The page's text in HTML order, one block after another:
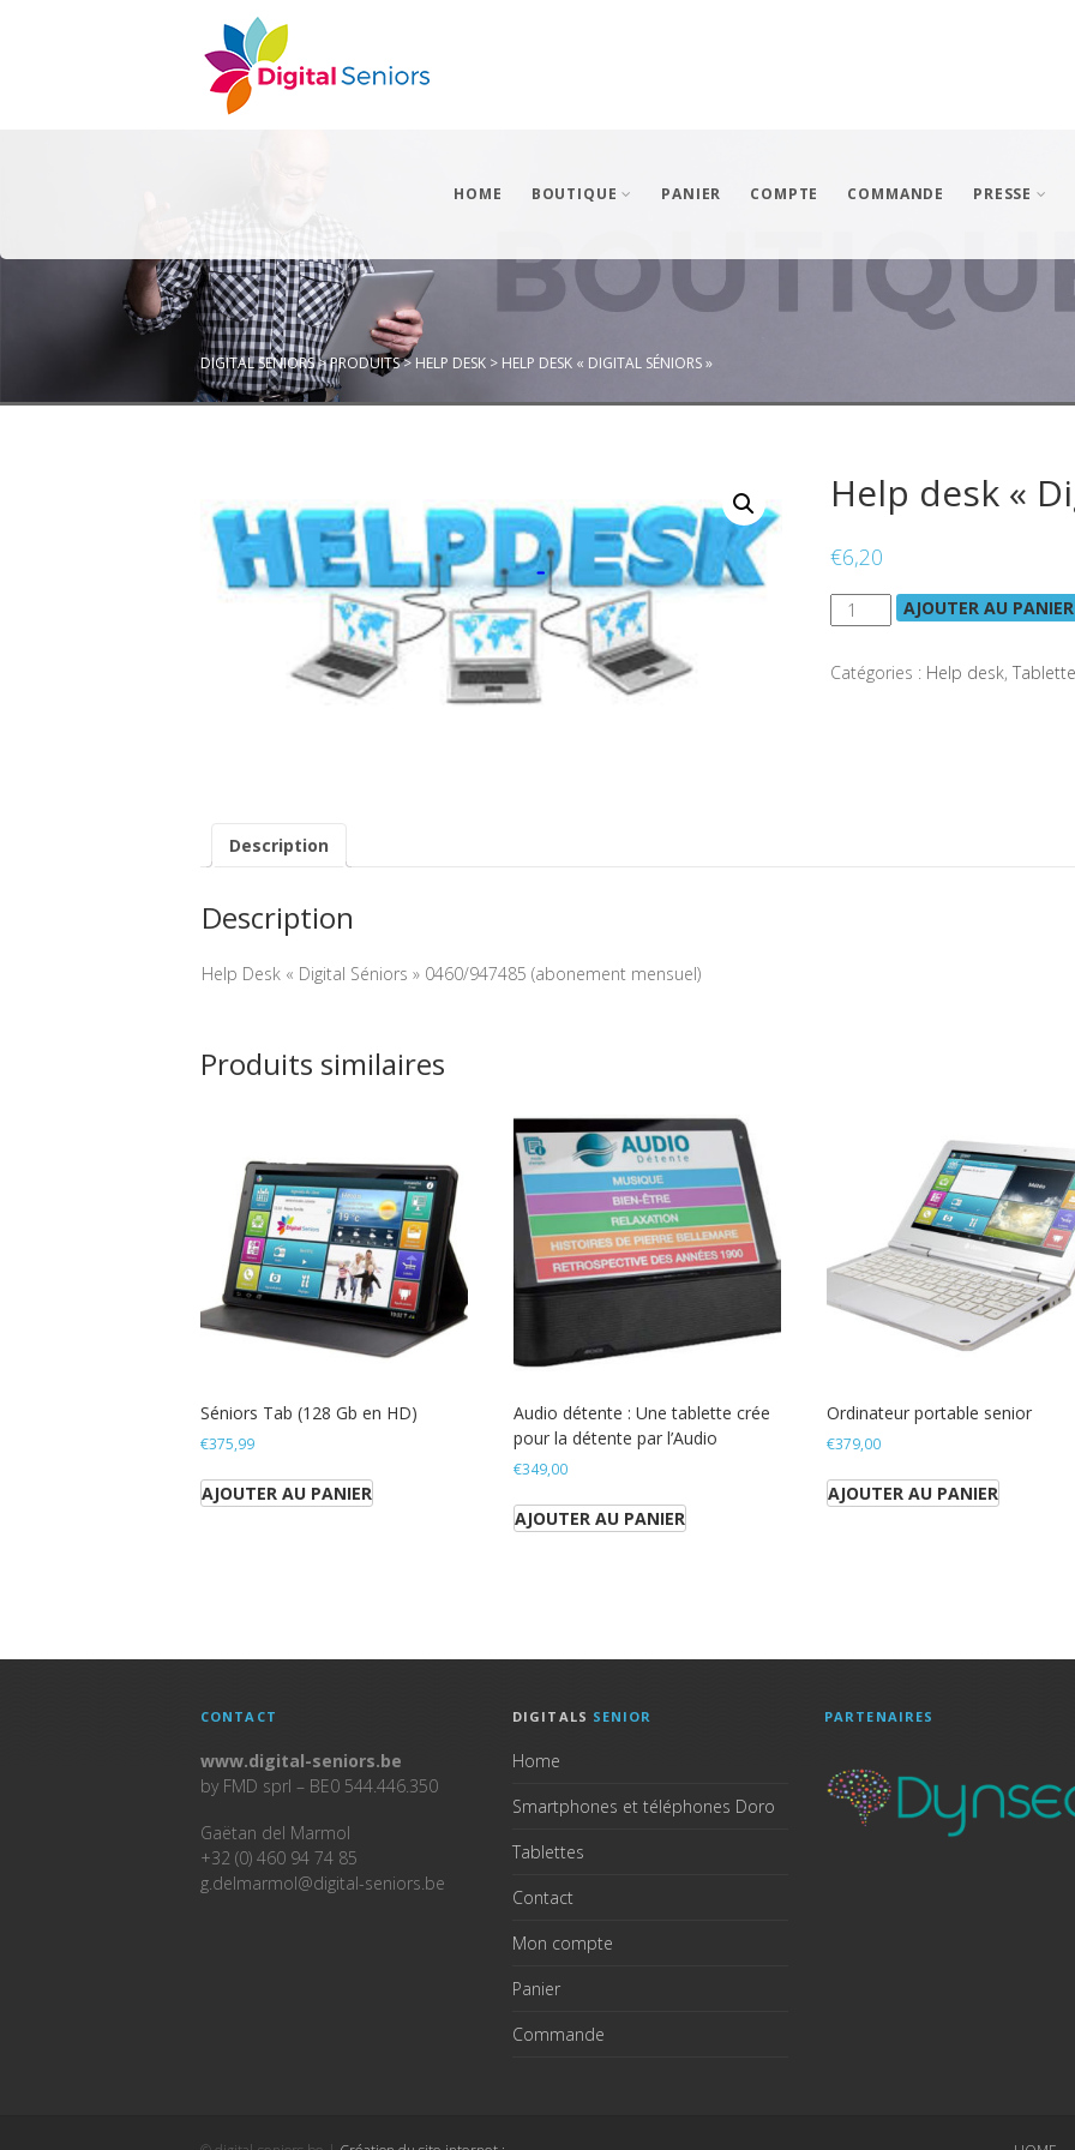
HOME BOUTIQUE PANIER COMPTE COMMANDE PRESSE
DIGITAL SENIORS>PRODUITS> HELP DESK > HELP DESK « DIGITAL SÉNIORS »
Help desk «
€6,20
AJOUTER AU PANIER
Catégories : Help desk,
Description
Description
Help Desk « Digital Séniors » 0460/947485 (abonement mensuel)
Produits similaires
Séniors Tab (128 Gb en HD)
€375,99
AJOUTER AU PANIER
Audio détente : Une tablette crée
pour la détente par l’Audio
€349,00
AJOUTER AU PANIER
Ordinateur portable senior
€379,00
AJOUTER AU PANIER
CONTACT
www.digital-seniors.be
by FMD sprl – BE0 544.446.350
Gaëtan del Marmol
+32 (0) 460 94 74 85
g.delmarmol@digital-seniors.be
DIGITALS SENIOR
Home
Smartphones et téléphones Doro
Tablettes
Contact
Mon compte
Panier
Commande
PARTENAIRES